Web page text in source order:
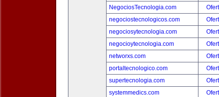
NegociosTecnologia.com
negociostecnologicos.com
negociosytecnologia.com
negocioytecnologia.com
networxs.com
portaltecnologico.com
supertecnologia.com
systemmedics.com